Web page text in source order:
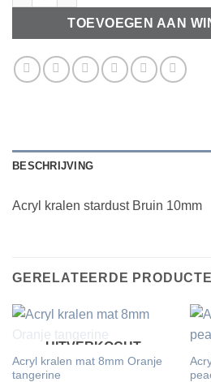
TOEVOEGEN AAN
BESCHRIJVING
Acryl kralen stardust Bruin 10mm
GERELATEERDE
UITVERKOCHT
Acryl kralen mat 8mm Oranje
tangerine